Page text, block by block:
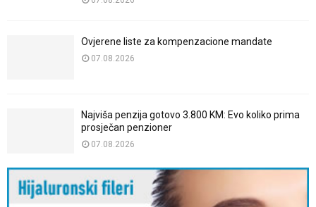
Ovjerene liste za kompenzacione mandate
07.08.2026
Najviša penzija gotovo 3.800 KM: Evo koliko prima
prosječan penzioner
07.08.2026